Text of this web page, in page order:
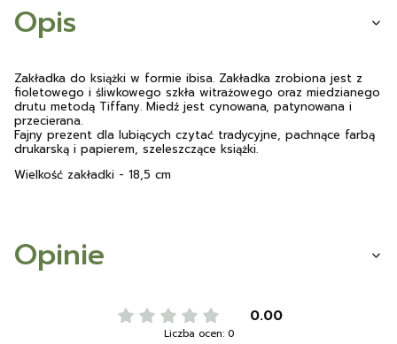
Opis
Zakładka do książki w formie ibisa. Zakładka zrobiona jest z
fioletowego i śliwkowego szkła witrażowego oraz miedzianego
drutu metodą Tiffany. Miedź jest cynowana, patynowana i
przecierana.
Fajny prezent dla lubiących czytać tradycyjne, pachnące farbą
drukarską i papierem, szeleszczące książki.
Wielkość zakładki - 18,5 cm
Opinie
0.00
Liczba ocen: 0